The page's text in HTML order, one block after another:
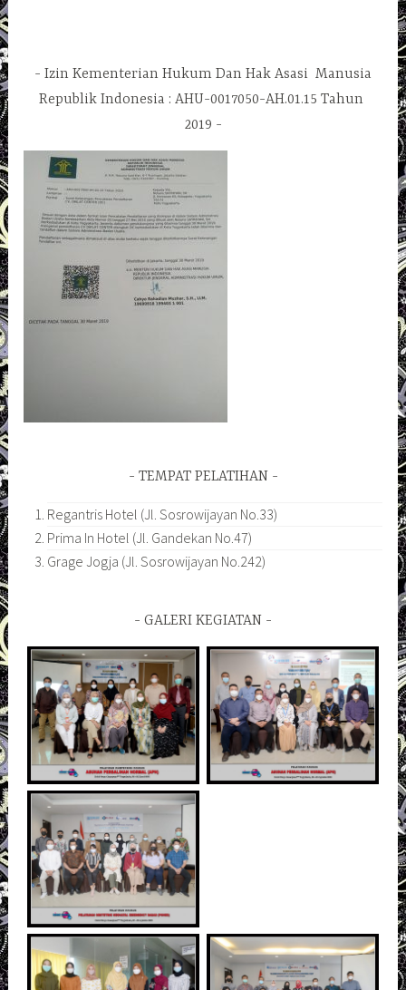
Izin Kementerian Hukum Dan Hak Asasi Manusia
Republik Indonesia : AHU-0017050-AH.01.15 Tahun
2019
TEMPAT PELATIHAN
Regantris Hotel (Jl. Sosrowijayan No.33)
Prima In Hotel (Jl. Gandekan No.47)
Grage Jogja (Jl. Sosrowijayan No.242)
GALERI KEGIATAN